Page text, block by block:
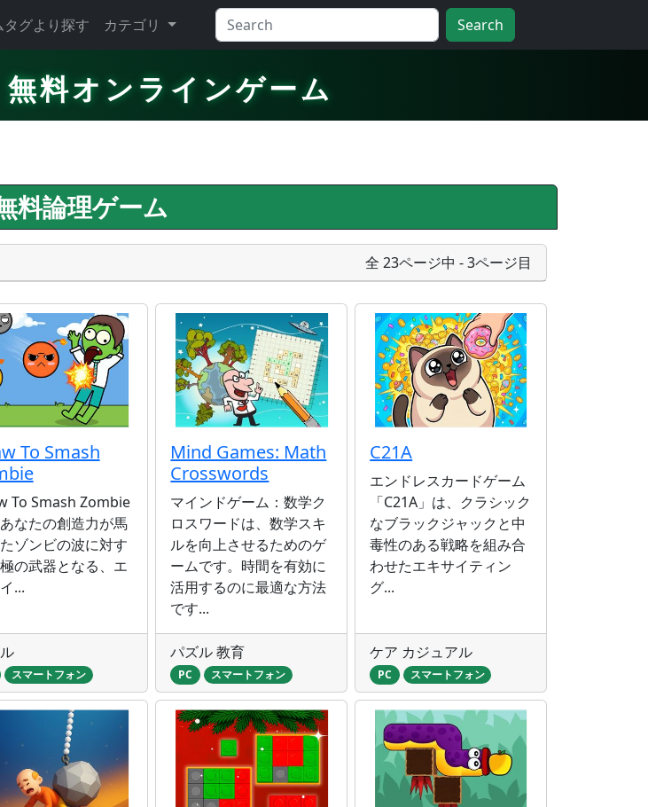
タグより探す カテゴリ Search
料オンラインゲーム
料論理ゲーム
全 23ページ中 - 3ページ目
To Smash
To Smash Zombie
なたの創造力が馬
ゾンビの波に対す
の武器となる、エ
...
スマートフォン
Mind Games: Math
Crosswords
マインドゲーム：数学ク
ロスワードは、数学スキ
ルを向上させるためのゲ
ームです。時間を有効に
活用するのに最適な方法
です...
パズル 教育
PC スマートフォン
С21A
エンドレスカードゲーム
「C21A」は、クラシック
なブラックジャックと中
毒性のある戦略を組み合
わせたエキサイティン
グ...
ケア カジュアル
PC スマートフォン